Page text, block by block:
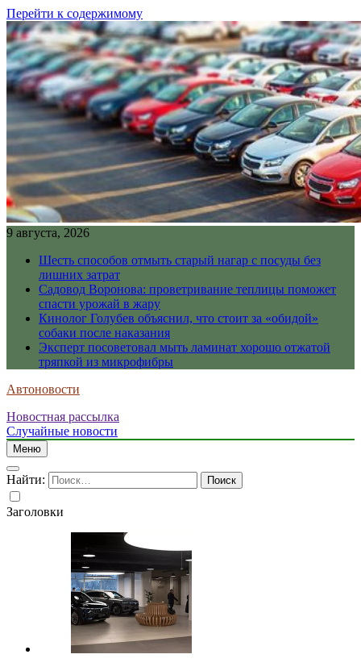
Перейти к содержимому
9 августа, 2026
Шесть способов отмыть старый нагар с посуды без
лишних затрат
Садовод Воронова: проветривание теплицы поможет
спасти урожай в жару
Кинолог Голубев объяснил, что стоит за «обидой»
собаки после наказания
Эксперт посоветовал мыть ламинат хорошо отжатой
тряпкой из микрофибры
Автоновости
Новостная рассылка
Случайные новости
Меню
Найти:
Заголовки